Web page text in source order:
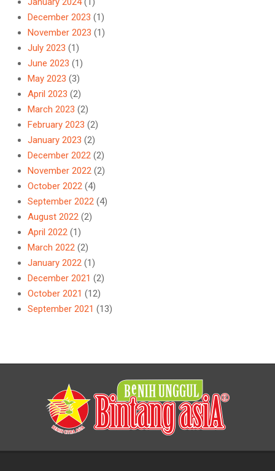
December 2023 (1)
November 2023 (1)
July 2023 (1)
June 2023 (1)
May 2023 (3)
April 2023 (2)
March 2023 (2)
February 2023 (2)
January 2023 (2)
December 2022 (2)
November 2022 (2)
October 2022 (4)
September 2022 (4)
August 2022 (2)
April 2022 (1)
March 2022 (2)
January 2022 (1)
December 2021 (2)
October 2021 (12)
September 2021 (13)